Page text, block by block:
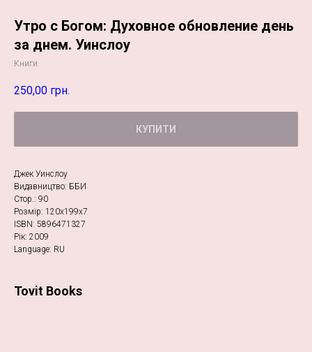
Утро с Богом: Духовное обновление день
за днем. Уинслоу
Книги
250,00 грн.
КУПИТИ
Джек Уинслоу
Видавництво: ББИ
Стор.: 90
Розмір: 120х199х7
ISBN: 5896471327
Рік: 2009
Language: RU
Tovit Books